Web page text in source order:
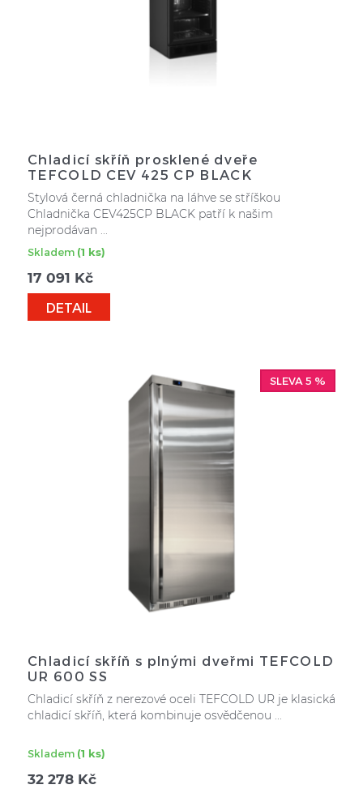
Chladicí skříň prosklené dveře
TEFCOLD CEV 425 CP BLACK
Stylová černá chladnička na láhve se stříškou
Chladnička CEV425CP BLACK patří k našim
nejprodávan ...
Skladem (1 ks)
17 091 Kč
DETAIL
SLEVA 5 %
Chladicí skříň s plnými dveřmi TEFCOLD
UR 600 SS
Chladicí skříň z nerezové oceli TEFCOLD UR je klasická
chladicí skříň, která kombinuje osvědčenou ...
Skladem (1 ks)
32 278 Kč